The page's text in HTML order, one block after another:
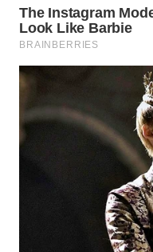
WAHANA
TANI
ADVOKAT